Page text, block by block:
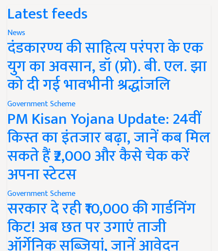
Latest feeds
News
दंडकारण्य की साहित्य परंपरा के एक
युग का अवसान, डॉ (प्रो). बी. एल. झा
को दी गई भावभीनी श्रद्धांजलि
Government Scheme
PM Kisan Yojana Update: 24वीं
किस्त का इंतजार बढ़ा, जानें कब मिल
सकते हैं ₹2,000 और कैसे चेक करें
अपना स्टेटस
Government Scheme
सरकार दे रही ₹10,000 की गार्डनिंग
किट! अब छत पर उगाएं ताजी
ऑर्गेनिक सब्जियां, जानें आवेदन